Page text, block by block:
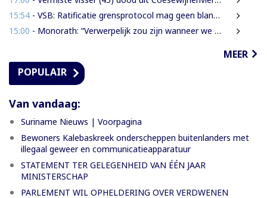
15:54 - VSB: Ratificatie grensprotocol mag geen blanco cheque zijn
15:00 - Monorath: “Verwerpelijk zou zijn wanneer we de dingen zouden bedekken met de mantel der liefde”
MEER
POPULAIR
Van vandaag:
Suriname Nieuws | Voorpagina
Bewoners Kalebaskreek onderscheppen buitenlanders met
illegaal geweer en communicatieapparatuur
STATEMENT TER GELEGENHEID VAN ÉÉN JAAR
MINISTERSCHAP
PARLEMENT WIL OPHELDERING OVER VERDWENEN